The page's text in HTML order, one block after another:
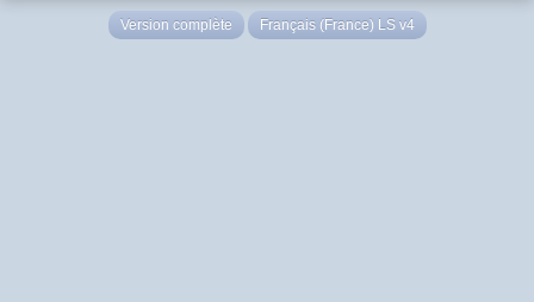
Version complète Français (France) LS v4